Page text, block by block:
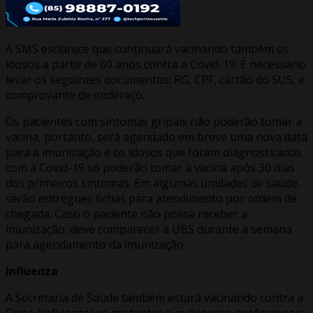
A SMS esclarece que continuará vacinando também os
idosos a partir de 60 anos contra a Covid-19. É necessário
levar os seguintes documentos: RG, CPF, cartão do SUS, e
comprovante de endereço.
Os pacientes com sintomas gripais não poderão tomar a
vacina, portanto, será agendado em breve uma nova data
para a imunização e os idosos que foram diagnosticados
com a Covid-19 só poderão tomar a vacina após 30 dias
dos primeiros sintomas. Em algumas unidades de saúde,
serão entregues fichas para atendimento por ordem de
chegada. Caso o paciente não possa receber a
imunização, deve comparecer à UBS durante a semana
para agendamento da imunização.
Influenza
A Secretaria de Saúde também estará vacinando contra a